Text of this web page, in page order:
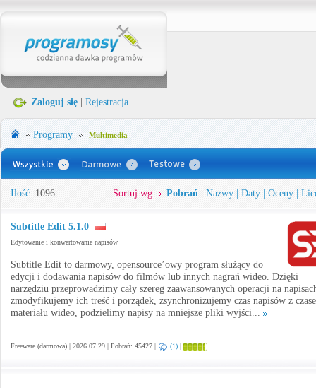
Zaloguj się Rejestracja
Programy Multimedia
Ilość: 1096 Sortuj wg Pobrań Nazwy Daty Oceny
Subtitle Edit 5.1.0
Edytowanie i konwertowanie napisów
Subtitle Edit to darmowy, opensource’owy program służący do
edycji i dodawania napisów do filmów lub innych nagrań wideo. Dzięki
narzędziu przeprowadzimy cały szereg zaawansowanych operacji na
zmodyfikujemy ich treść i porządek, zsynchronizujemy czas napisów z
materiału wideo, podzielimy napisy na mniejsze pliki wyjści...
Freeware (darmowa) | 2026.07.29 | Pobrań: 45427 | (1) |